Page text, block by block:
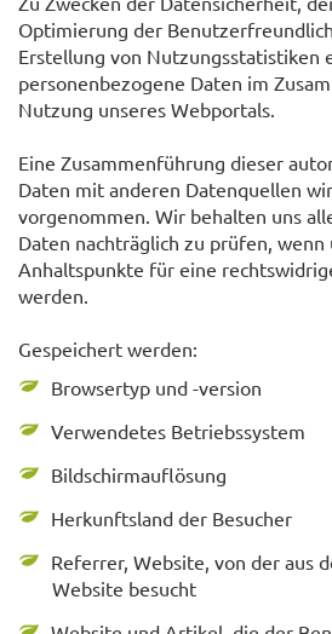
Optimierung der
Erstellung von Nutzungsstatistiken
personenbezogene Daten im
Nutzung unseres Webportals.
Eine Zusammenführung dieser
Daten mit anderen Datenquellen
vorgenommen. Wir behalten uns
Daten nachträglich zu prüfen, wenn
Anhaltspunkte für eine
werden.
Gespeichert werden:
Browsertyp und -version
Verwendetes Betriebssystem
Bildschirmauflösung
Herkunftsland der Besucher
Referrer, Website, von der aus
Website besucht